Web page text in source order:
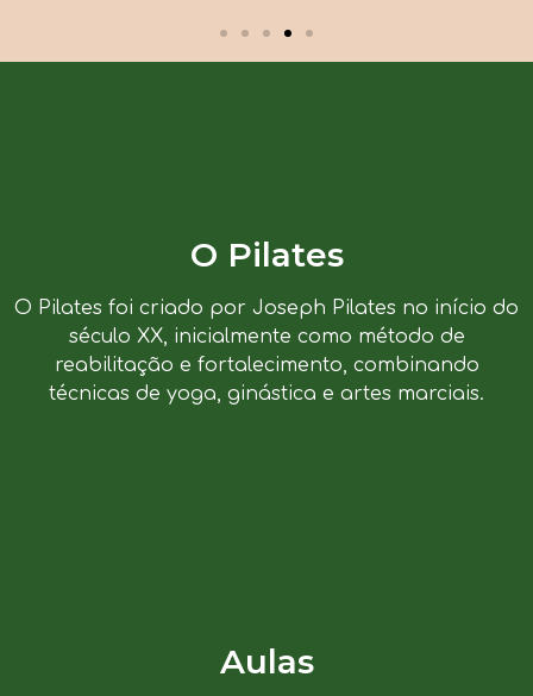
O Pilates
O Pilates foi criado por Joseph Pilates no início do
século XX, inicialmente como método de
reabilitação e fortalecimento, combinando
técnicas de yoga, ginástica e artes marciais.
Aulas